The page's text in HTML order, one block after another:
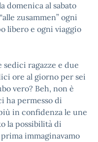
domenica al sabato
zusammen” ogni
libero e ogni viaggio
sedici ragazze e due
ore al giorno per sei
vero? Beh, non è
ha permesso di
in confidenza le une
la possibilità di
immaginavamo